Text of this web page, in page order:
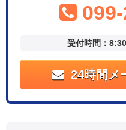
受付時間：
24時間メ